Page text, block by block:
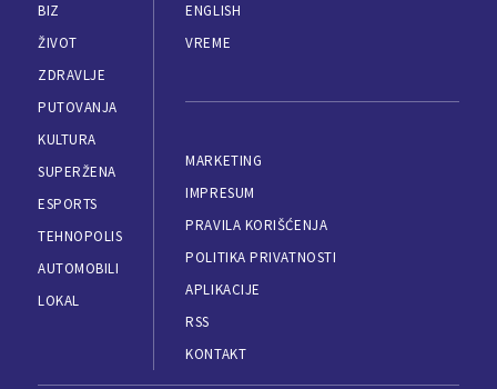
BIZ
ŽIVOT
ZDRAVLJE
PUTOVANJA
KULTURA
SUPERŽENA
ESPORTS
TEHNOPOLIS
AUTOMOBILI
LOKAL
ENGLISH
VREME
MARKETING
IMPRESUM
PRAVILA KORIŠĆENJA
POLITIKA PRIVATNOSTI
APLIKACIJE
RSS
KONTAKT